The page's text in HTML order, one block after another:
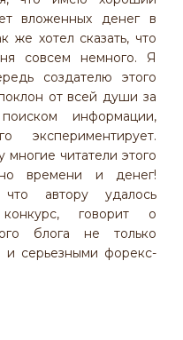
вложенных денег в
же хотел сказать, что
совсем немного. Я
создателю этого
от всей души за
информации,
экспериментирует.
читатели этого
времени и денег!
автору удалось
говорит о
блога не только
и серьезными форекс-